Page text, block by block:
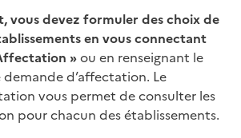
vous devez formuler des choix de
en vous connectant
»ou en renseignant le
d’affectation. Le
vous permet de consulter les
pour chacun des établissements.